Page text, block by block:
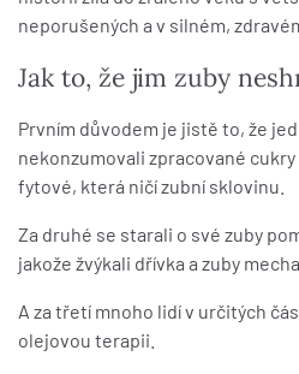
neporušených a v silném,
Jak to, že jim zuby
Prvním důvodem je jistě to, že
nekonzumovali zpracované
fytové, která ničí zubní sklovinu.
Za druhé se starali o své zuby
jakože žvýkali dřívka a zuby
A za třetí mnoho lidí v určitých
olejovou terapii.